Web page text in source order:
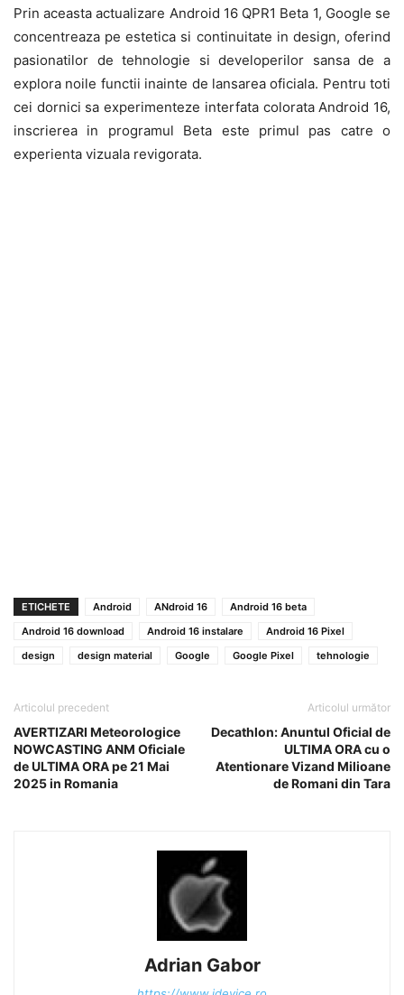
Prin aceasta actualizare Android 16 QPR1 Beta 1, Google se
concentreaza pe estetica si continuitate in design, oferind
pasionatilor de tehnologie si developerilor sansa de a
explora noile functii inainte de lansarea oficiala. Pentru toti
cei dornici sa experimenteze interfata colorata Android 16,
inscrierea in programul Beta este primul pas catre o
experienta vizuala revigorata.
ETICHETE Android ANdroid 16
Android 16 beta
Android 16 download
Android 16 instalare
Android 16 Pixel
design
design material Google Google Pixel tehnologie
Articolul precedent
AVERTIZARI Meteorologice
NOWCASTING ANM Oficiale
de ULTIMA ORA pe 21 Mai
2025 in Romania
Articolul următor
Decathlon: Anuntul Oficial de
ULTIMA ORA cu o
Atentionare Vizand Milioane
de Romani din Tara
Adrian Gabor